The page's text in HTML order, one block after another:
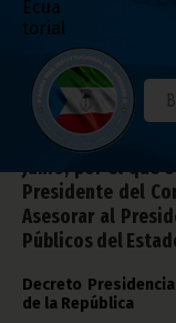
julio 23, 2018
FIJA
Decreto
junio, por el que
Presidente del
Asesorar al
Públicos del
Decreto
de la República